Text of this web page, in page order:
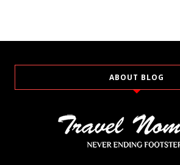
ABOUT BLOG